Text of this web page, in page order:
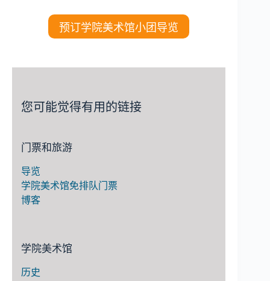
预订学院美术馆小团导览
您可能觉得有用的链接
门票和旅游
导览
学院美术馆免排队门票
博客
学院美术馆
历史